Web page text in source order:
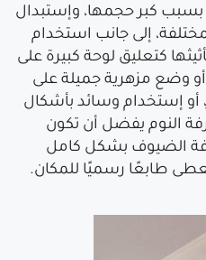
بسبب كبر حجمها، وإستبدال
إلى جانب استخدام
كتعليق لوحة كبيرة على
أو وضع مزهرية جميلة على
أو إستخدام وسائد بأشكال
النوم يفضل أن تكون
الضيوف بشكل كامل
يعطى طابعًا رسميًا للمكان.